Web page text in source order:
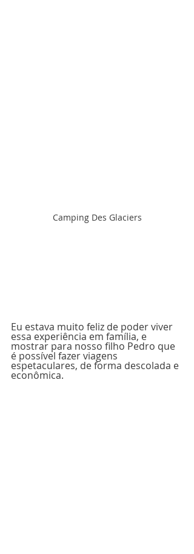
Camping Des Glaciers
Eu estava muito feliz de poder viver
essa experiência em família, e
mostrar para nosso filho Pedro que
é possível fazer viagens
espetaculares, de forma descolada e
econômica.